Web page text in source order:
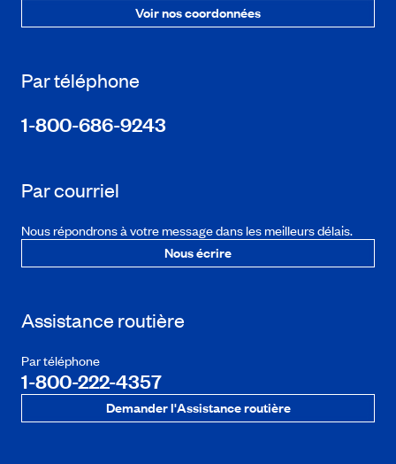
Voir nos coordonnées
Par téléphone
1-800-686-9243
Par courriel
Nous répondrons à votre message dans les meilleurs délais.
Nous écrire
Assistance routière
Par téléphone
1-800-222-4357
Demander l'Assistance routière